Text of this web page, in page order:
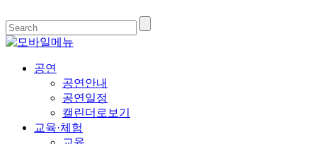
공연
공연안내
공연일정
캘린더로보기
교육·체험